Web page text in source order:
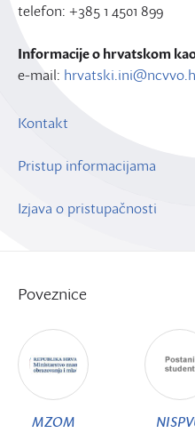
telefon: +385 1 4501 899
Informacije o hrvatskom
e-mail:
Kontakt
Pristup informacijama
Izjava o pristupačnosti
Poveznice
MZOM